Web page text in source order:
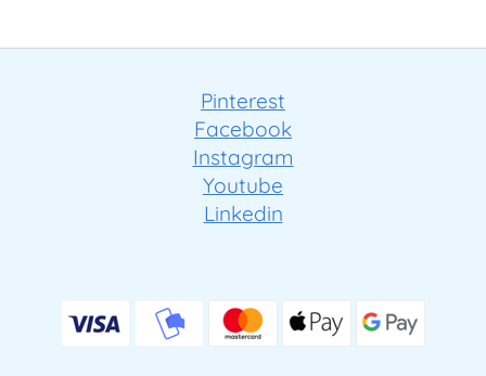
Pinterest
Facebook
Instagram
Youtube
Linkedin